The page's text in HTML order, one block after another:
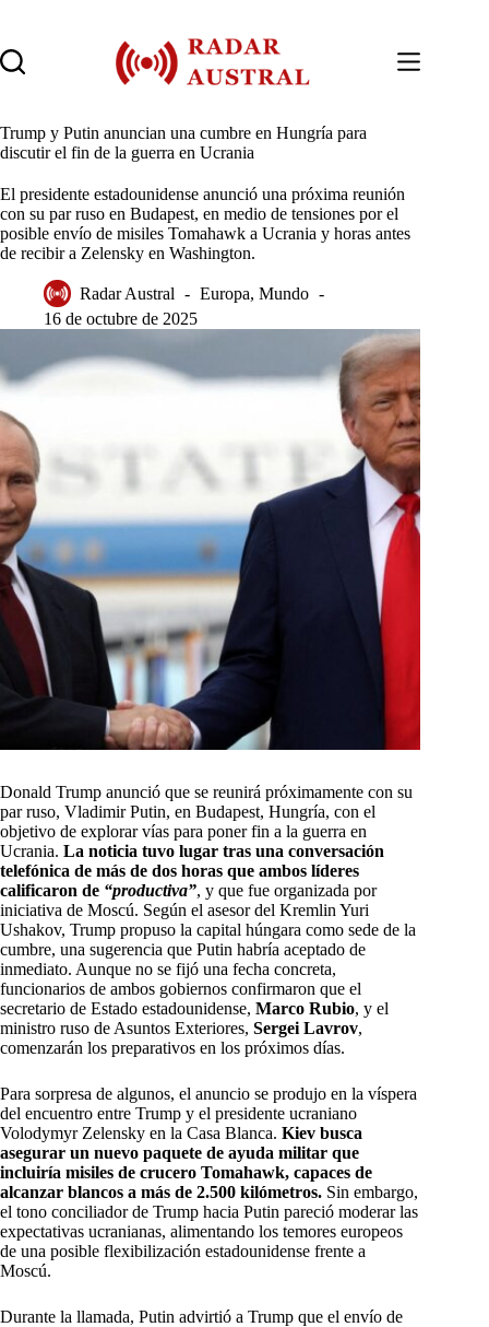
contenido
Trump y Putin anuncian una cumbre en Hungría para
discutir el fin de la guerra en Ucrania
El presidente estadounidense anunció una próxima reunión
con su par ruso en Budapest, en medio de tensiones por el
posible envío de misiles Tomahawk a Ucrania y horas antes
de recibir a Zelensky en Washington.
Radar Austral Europa, Mundo
16 de octubre de 2025
Donald Trump anunció que se reunirá próximamente con su
par ruso, Vladimir Putin, en Budapest, Hungría, con el
objetivo de explorar vías para poner fin a la guerra en
Ucrania. La noticia tuvo lugar tras una conversación
telefónica de más de dos horas que ambos líderes
calificaron de “productiva”, y que fue organizada por
iniciativa de Moscú. Según el asesor del Kremlin Yuri
Ushakov, Trump propuso la capital húngara como sede de la
cumbre, una sugerencia que Putin habría aceptado de
inmediato. Aunque no se fijó una fecha concreta,
funcionarios de ambos gobiernos confirmaron que el
secretario de Estado estadounidense, Marco Rubio, y el
ministro ruso de Asuntos Exteriores, Sergei Lavrov,
comenzarán los preparativos en los próximos días.
Para sorpresa de algunos, el anuncio se produjo en la víspera
del encuentro entre Trump y el presidente ucraniano
Volodymyr Zelensky en la Casa Blanca. Kiev busca
asegurar un nuevo paquete de ayuda militar que
incluiría misiles de crucero Tomahawk, capaces de
alcanzar blancos a más de 2.500 kilómetros. Sin embargo,
el tono conciliador de Trump hacia Putin pareció moderar las
expectativas ucranianas, alimentando los temores europeos
de una posible flexibilización estadounidense frente a
Moscú.
Durante la llamada, Putin advirtió a Trump que el envío de